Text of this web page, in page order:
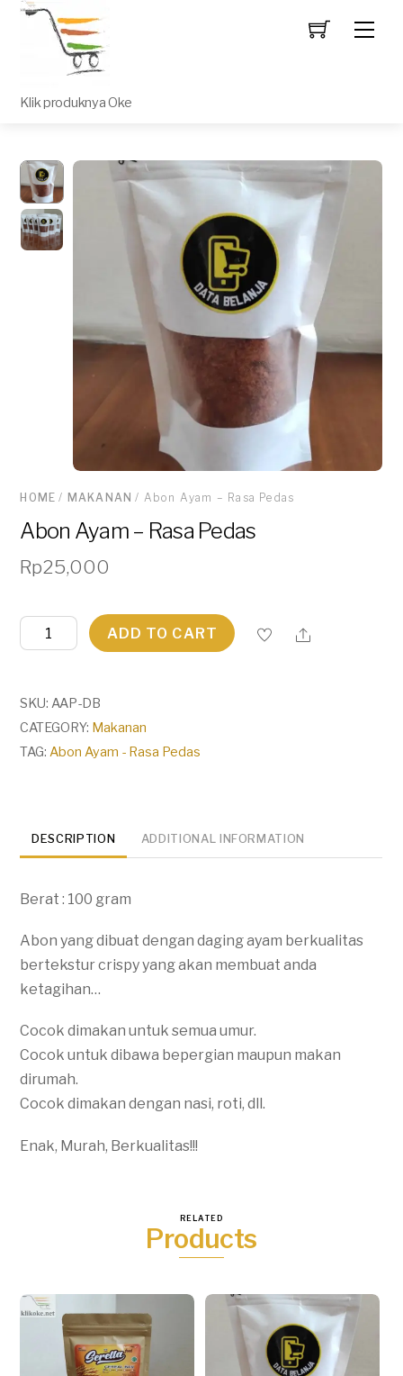
Klik produknya Oke
HOME / MAKANAN / Abon Ayam – Rasa Pedas
Abon Ayam – Rasa Pedas
Rp25,000
Abon
Ayam
Rasa
Pedas
quantity
ADD TO CART
SKU:AAP-DB
CATEGORY: Makanan
TAG:Abon Ayam - Rasa Pedas
DESCRIPTION ADDITIONAL INFORMATION
Berat : 100 gram
Abon yang dibuat dengan daging ayam berkualitas
bertekstur crispy yang akan membuat anda
ketagihan…
Cocok dimakan untuk semua umur.
Cocok untuk dibawa bepergian maupun makan
dirumah.
Cocok dimakan dengan nasi, roti, dll.
Enak, Murah, Berkualitas!!!
RELATED
Products